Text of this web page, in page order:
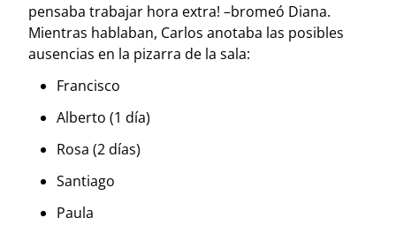
pensaba trabajar hora extra! –bromeó Diana.
Mientras hablaban, Carlos anotaba las posibles
ausencias en la pizarra de la sala:
Francisco
Alberto (1 día)
Rosa (2 días)
Santiago
Paula